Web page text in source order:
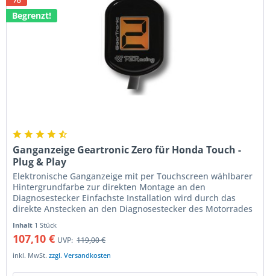
Begrenzt!
Ganganzeige Geartronic Zero für Honda Touch -
Plug & Play
Elektronische Ganganzeige mit per Touchscreen wählbarer
Hintergrundfarbe zur direkten Montage an den
Diagnosestecker Einfachste Installation wird durch das
direkte Anstecken an den Diagnosestecker des Motorrades
Inhalt 1 Stück
107,10 € UVP: 119,00 €
inkl. MwSt.zzgl. Versandkosten